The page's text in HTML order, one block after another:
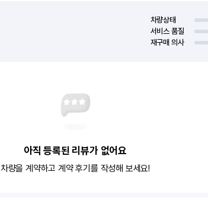
차량상태
서비스 품질
재구매 의사
아직 등록된 리뷰가 없어요
차량을 계약하고 계약 후기를 작성해 보세요!